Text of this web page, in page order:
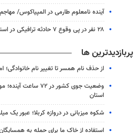
آینده نامعلوم طارمی در المپیاکوس/
۲۸ نفر در پی وقوع ۷ حادثه ترافیکی در استان اصفهان مصدوم شدند
پربازدیدترین ها
از حذف نام همسر تا تغییر نام خانوادگی؛
استان
شکوه میزبانی در دروازه کربلا؛ عبور یک
استفاده از خاک ما برای حمله به